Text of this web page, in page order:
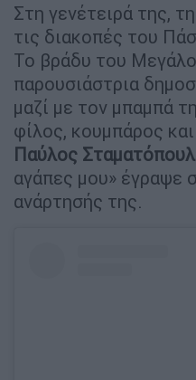
Στη γενέτειρά της,
τις διακοπές του
Το βράδυ του
παρουσιάστρια
μαζί με τον μπαμπά
φίλος, κουμπάρος
Παύλος
αγάπες μου» έγραψε
ανάρτησής της.